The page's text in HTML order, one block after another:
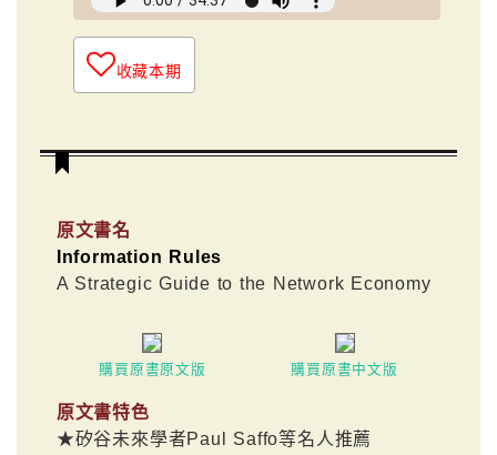
收藏本期
原文書名
Information Rules
A Strategic Guide to the Network Economy
購買原書原文版 購買原書中文版
原文書特色
★矽谷未來學者Paul Saffo等名人推薦